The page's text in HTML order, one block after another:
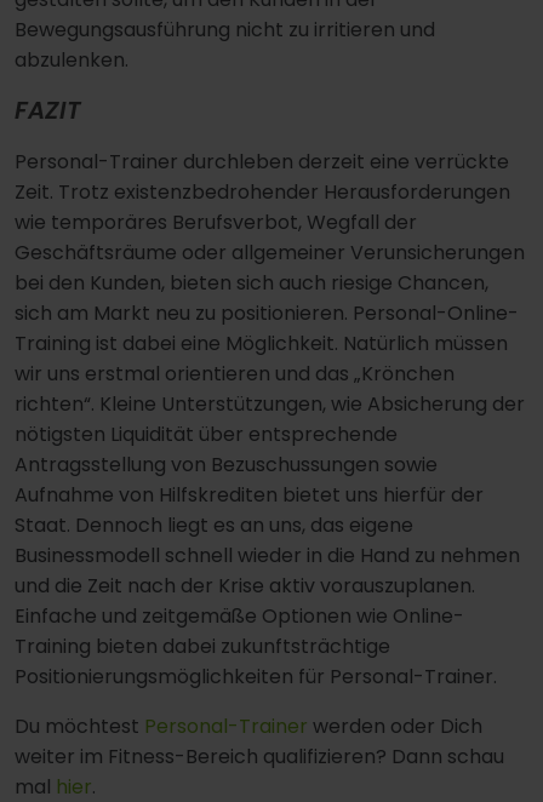
Bewegungsausführung nicht zu irritieren und
abzulenken.
FAZIT
Personal-Trainer durchleben derzeit eine verrückte
Zeit. Trotz existenzbedrohender Herausforderungen
wie temporäres Berufsverbot, Wegfall der
Geschäftsräume oder allgemeiner Verunsicherungen
bei den Kunden, bieten sich auch riesige Chancen,
sich am Markt neu zu positionieren. Personal-Online-
Training ist dabei eine Möglichkeit. Natürlich müssen
wir uns erstmal orientieren und das „Krönchen
richten“. Kleine Unterstützungen, wie Absicherung der
nötigsten Liquidität über entsprechende
Antragsstellung von Bezuschussungen sowie
Aufnahme von Hilfskrediten bietet uns hierfür der
Staat. Dennoch liegt es an uns, das eigene
Businessmodell schnell wieder in die Hand zu nehmen
und die Zeit nach der Krise aktiv vorauszuplanen.
Einfache und zeitgemäße Optionen wie Online-
Training bieten dabei zukunftsträchtige
Positionierungsmöglichkeiten für Personal-Trainer.
Du möchtest Personal-Trainer werden oder Dich
weiter im Fitness-Bereich qualifizieren? Dann schau
mal hier.